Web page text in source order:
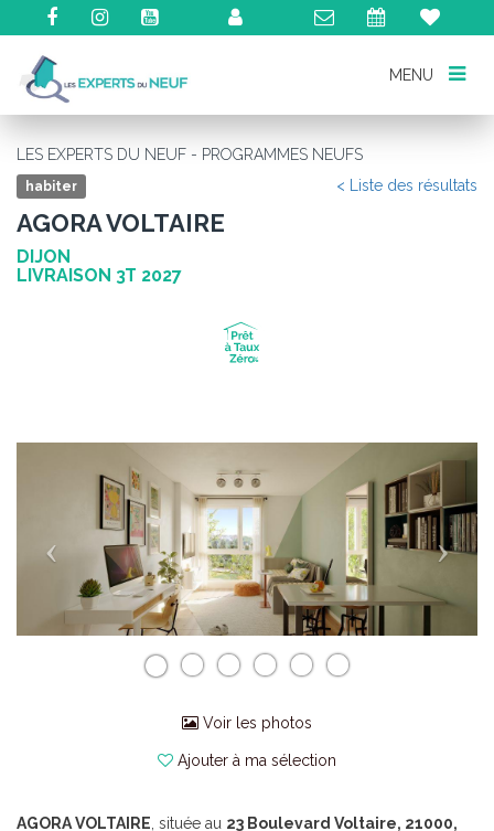
MENU
MENU
LES EXPERTS DU NEUF - PROGRAMMES NEUFS
habiter < Liste des résultats
AGORA VOLTAIRE
DIJON
LIVRAISON 3T 2027
Précédent
Voir les photos
Ajouter à ma sélection
AGORA VOLTAIRE, située au 23 Boulevard Voltaire, 21000,